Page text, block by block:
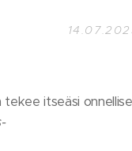
itseäsi